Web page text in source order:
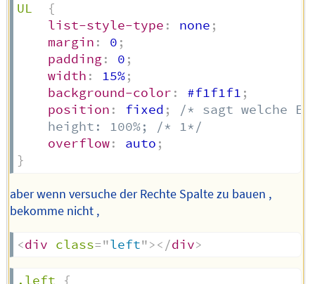
UL
{
list-style-type : none ;
margin : 0 ;
padding: 0 ;
width : 15%;
background-color : #f1f1f1 ;
position : fixed ;
/* sagt
    height: 100%; /* 1*/
overflow: auto ;
}
aber wenn versuche der Rechte Spalte zu bauen ,
bekomme nicht ,
<div class="left"></div>
.left {